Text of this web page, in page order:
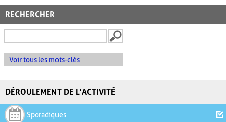
RECHERCHER
Voir tous les mots-clés
DÉROULEMENT DE L'ACTIVITÉ
Sporadiques